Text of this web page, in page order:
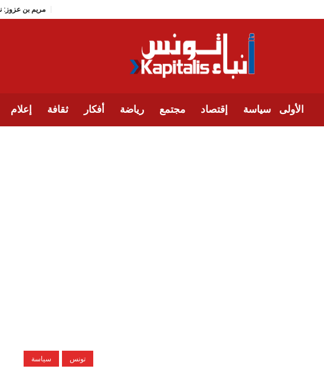
الأولى سياسة إقتصاد مجتمع رياضة أفكار ثقافة إعلام
تونس سياسة